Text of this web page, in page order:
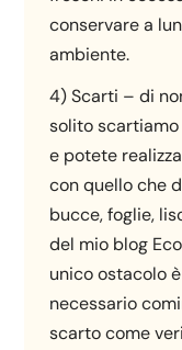
conservare a
ambiente.
4) Scarti – di
solito scartiamo
e potete
con quello che
bucce, foglie,
del mio blog
unico ostacolo
necessario
scarto come